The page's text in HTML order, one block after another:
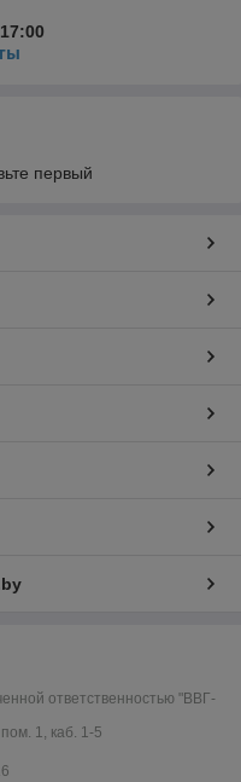
первый
ответственностью "ВВГ-
1, каб. 1-5